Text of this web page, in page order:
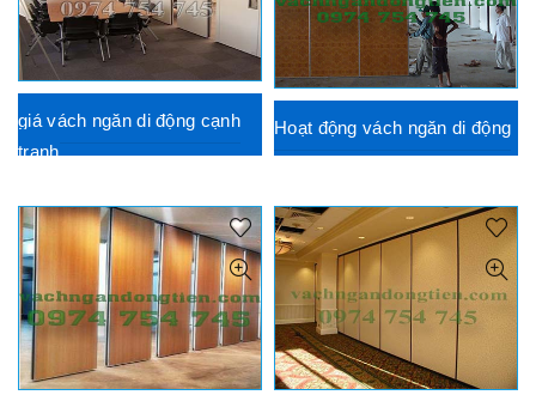
giá vách ngăn di động cạnh
tranh
Hoạt động vách ngăn di động